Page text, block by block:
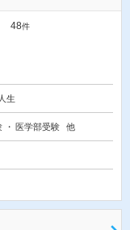
48件
生
医学部受験 他